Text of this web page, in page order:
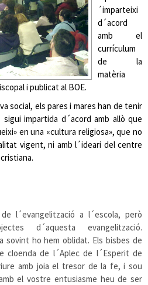
´imparteixi
d´acord
amb el
currículum
de la
matèria
i publicat al BOE.
social, els pares i mares han de tenir
impartida d´acord amb allò que
en una «cultura religiosa», que no
vigent, ni amb l´ideari del centre
l´evangelització a l´escola, però
d´aquesta evangelització.
sovint ho hem oblidat. Els bisbes de
cloenda de l´Aplec de l´Esperit de
amb joia el tresor de la fe, i sou
el vostre entusiasme heu de ser